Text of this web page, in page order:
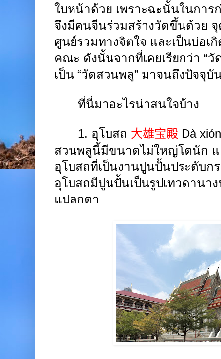
ใบหน้าด้วย เพราะฉะนั้นในการ
จึงมีคนจีนร่วมสร้างวัดขึ้นด้วย จุ
ศูนย์รวมทางจิตใจ และเป็นบ่อเ
คณะ ดังนั้นจากที่เคยเรียกว่า “วั
เป็น “วัดสวนพลู” มาจนถึงปัจจุบั
ที่นี่มาอะไรน่าสนใจบ้าง
1. อุโบสถ 大雄宝殿 Dà
สวนพลูนี้มีขนาดไม่ใหญ่โตนัก
อุโบสถที่เป็นงานปูนปั้นประดับก
อุโบสถมีปูนปั้นเป็นรูปเทวดานา
แปลกตา